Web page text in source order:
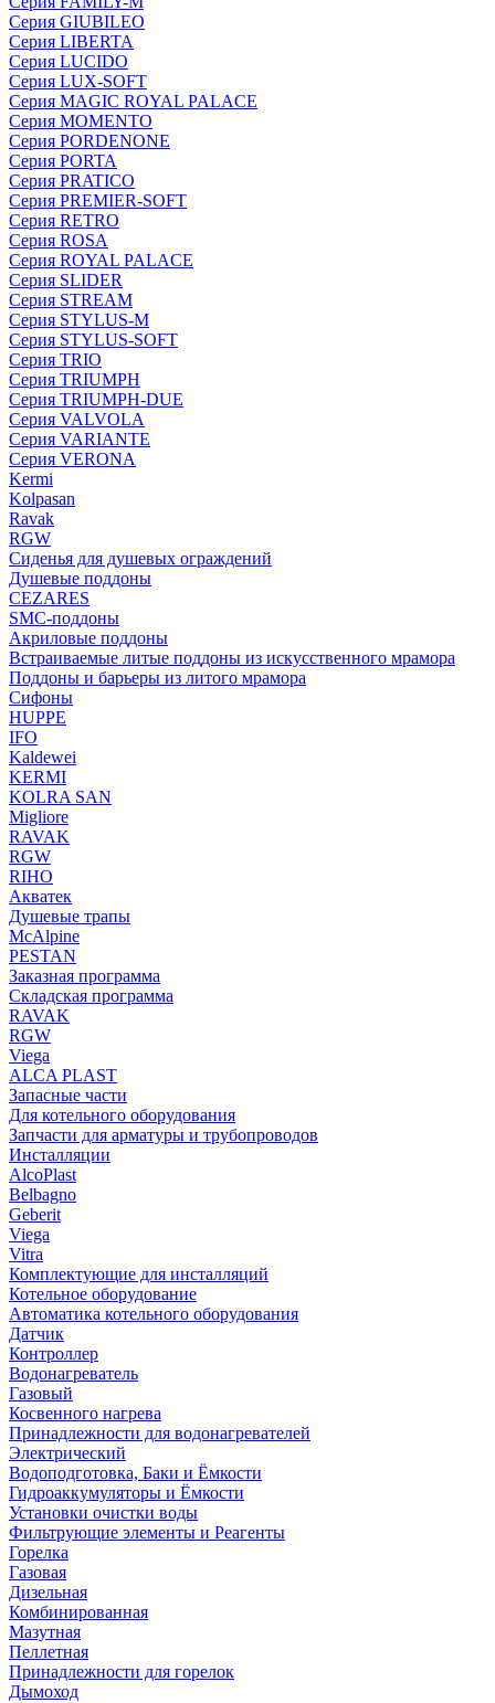
Серия GIUBILEO
Серия LIBERTA
Серия LUCIDO
Серия LUX-SOFT
Серия MAGIC ROYAL PALACE
Серия MOMENTO
Серия PORDENONE
Серия PORTA
Серия PRATICO
Серия PREMIER-SOFT
Серия RETRO
Серия ROSA
Серия ROYAL PALACE
Серия SLIDER
Серия STREAM
Серия STYLUS-M
Серия STYLUS-SOFT
Серия TRIO
Серия TRIUMPH
Серия TRIUMPH-DUE
Серия VALVOLA
Серия VARIANTE
Серия VERONA
Kermi
Kolpasan
Ravak
RGW
Сиденья для душевых ограждений
Душевые поддоны
CEZARES
SMC-поддоны
Акриловые поддоны
Встраиваемые литые поддоны из искусственного мрамора
Поддоны и барьеры из литого мрамора
Сифоны
HUPPE
IFO
Kaldewei
KERMI
KOLRA SAN
Migliore
RAVAK
RGW
RIHO
Акватек
Душевые трапы
McAlpine
PESTAN
Заказная программа
Складская программа
RAVAK
RGW
Viega
АLCA PLAST
Запасные части
Для котельного оборудования
Запчасти для арматуры и трубопроводов
Инсталляции
AlcoPlast
Belbagno
Geberit
Viega
Vitra
Комплектующие для инсталляций
Котельное оборудование
Автоматика котельного оборудования
Датчик
Контроллер
Водонагреватель
Газовый
Косвенного нагрева
Принадлежности для водонагревателей
Электрический
Водоподготовка, Баки и Ёмкости
Гидроаккумуляторы и Ёмкости
Установки очистки воды
Фильтрующие элементы и Реагенты
Горелка
Газовая
Дизельная
Комбинированная
Мазутная
Пеллетная
Принадлежности для горелок
Дымоход